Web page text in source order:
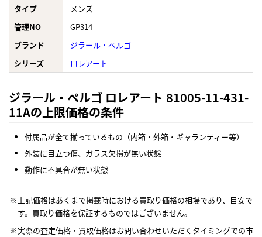
タイプ
メンズ
管理NO
GP314
ブランド
ジラール・ペルゴ
シリーズ
ロレアート
ジラール・ペルゴ ロレアート 81005-11-431-
11Aの上限価格の条件
付属品が全て揃っているもの（内箱・外箱・ギャランティー等）
外装に目立つ傷、ガラス欠損が無い状態
動作に不具合が無い状態
上記価格はあくまで掲載時における買取り価格の相場であり、目安で
す。買取り価格を保証するものではございません。
実際の査定価格・買取価格はお問い合わせいただくタイミングでの市